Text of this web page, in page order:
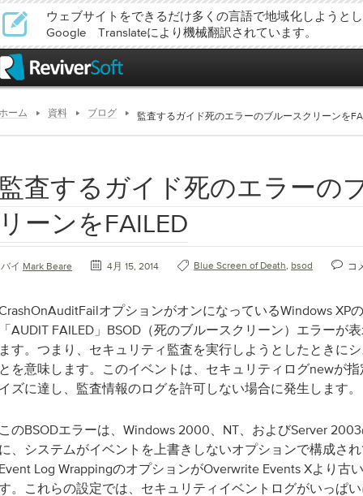
ウェブサイトをできるだけ多くの言語で地域化しようと
Google Translateにより機械翻訳されています。
ーム 資料 ブログ 監査するガイド死のエラーのブルースクリーンを
査するガイド死のエラーの
ーンをFAILED
バイ Mark Beare 4月 15, 2014 Blue Screen of Death, bsod コ
オプションがオンになっているWindows XP
AUDIT FAILED」BSOD（死のブルースクリーン）エラーが
す。つまり、セキュリティ監査を実行しようとしたときに
を意味します。このイベントは、セキュリティログnewが
ズに達し、監査情報のログを許可しない場合に発生します。
のBSODエラーは、Windows 2000、NT、およびServer
、システムがイベントを上書きしないオプションで構成さ
Log WrappingのオプションがOverwrite Events Xより古
。これらの設定では、セキュリティイベントログがいっぱ